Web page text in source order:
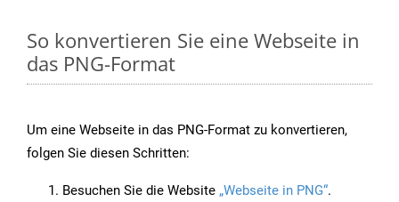
So konvertieren Sie eine Webseite in
das PNG-Format
Um eine Webseite in das PNG-Format zu konvertieren,
folgen Sie diesen Schritten:
Besuchen Sie die Website „Webseite in PNG“.